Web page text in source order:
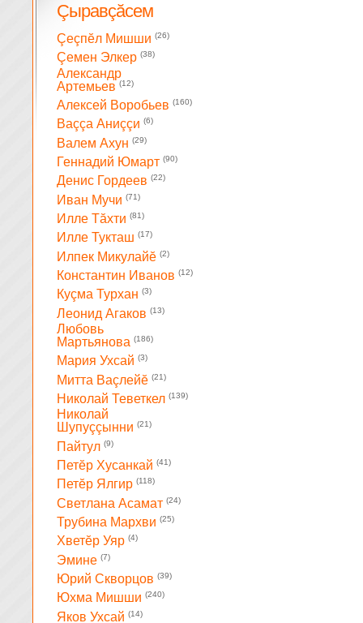
Çыравçăсем
Çеçпĕл Мишши (26)
Çемен Элкер (38)
Александр
Артемьев (12)
Алексей Воробьев (160)
Ваççа Аниççи (6)
Валем Ахун (29)
Геннадий Юмарт (90)
Денис Гордеев (22)
Иван Мучи (71)
Илле Тăхти (81)
Илле Тукташ (17)
Илпек Микулайĕ (2)
Константин Иванов (12)
Куçма Турхан (3)
Леонид Агаков (13)
Любовь
Мартьянова (186)
Мария Ухсай (3)
Митта Ваçлейĕ (21)
Николай Теветкел (139)
Николай
Шупуççынни (21)
Пайтул (9)
Петĕр Хусанкай (41)
Петĕр Ялгир (118)
Светлана Асамат (24)
Трубина Мархви (25)
Хветĕр Уяр (4)
Эмине (7)
Юрий Скворцов (39)
Юхма Мишши (240)
Яков Ухсай (14)